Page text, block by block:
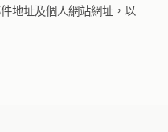
地址及個人網站網址，以